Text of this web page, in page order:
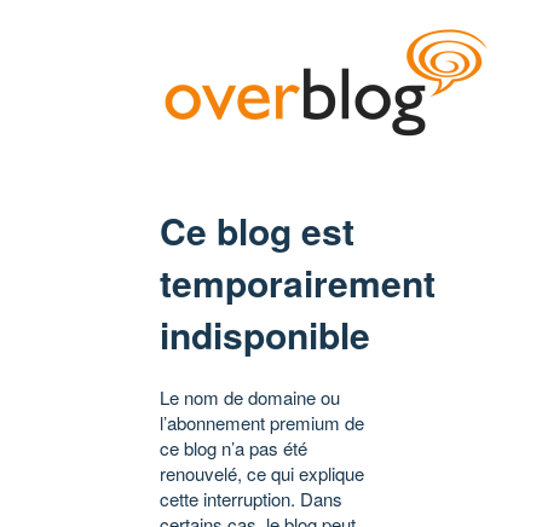
Ce blog est
temporairement
indisponible
Le nom de domaine ou
l’abonnement premium de
ce blog n’a pas été
renouvelé, ce qui explique
cette interruption. Dans